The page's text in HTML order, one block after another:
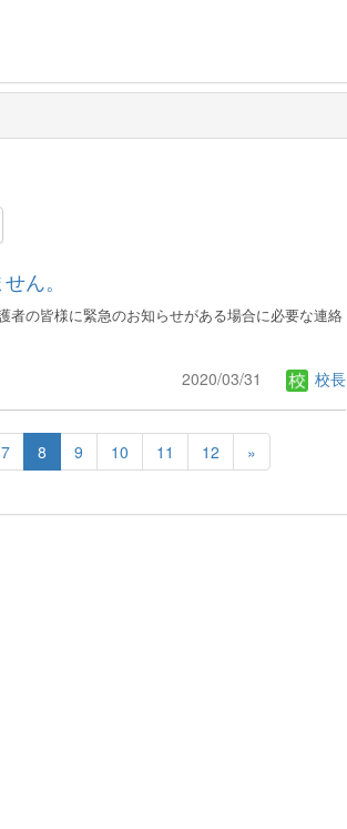
ん。
者の皆様に緊急のお知らせがある場合に必要な連絡
2020/03/31 校長
7 8 9 10 11 12 »